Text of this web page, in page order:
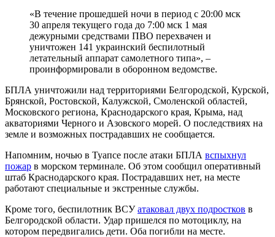
«В течение прошедшей ночи в период с 20:00 мск
30 апреля текущего года до 7:00 мск 1 мая
дежурными средствами ПВО перехвачен и
уничтожен 141 украинский беспилотный
летательный аппарат самолетного типа», –
проинформировали в оборонном ведомстве.
БПЛА уничтожили над территориями Белгородской, Курской,
Брянской, Ростовской, Калужской, Смоленской областей,
Московского региона, Краснодарского края, Крыма, над
акваториями Черного и Азовского морей. О последствиях на
земле и возможных пострадавших не сообщается.
Напомним, ночью в Туапсе после атаки БПЛА вспыхнул
пожар в морском терминале. Об этом сообщил оперативный
штаб Краснодарского края. Пострадавших нет, на месте
работают специальные и экстренные службы.
Кроме того, беспилотник ВСУатаковал двух подростков в
Белгородской области. Удар пришелся по мотоциклу, на
котором передвигались дети. Оба погибли на месте.